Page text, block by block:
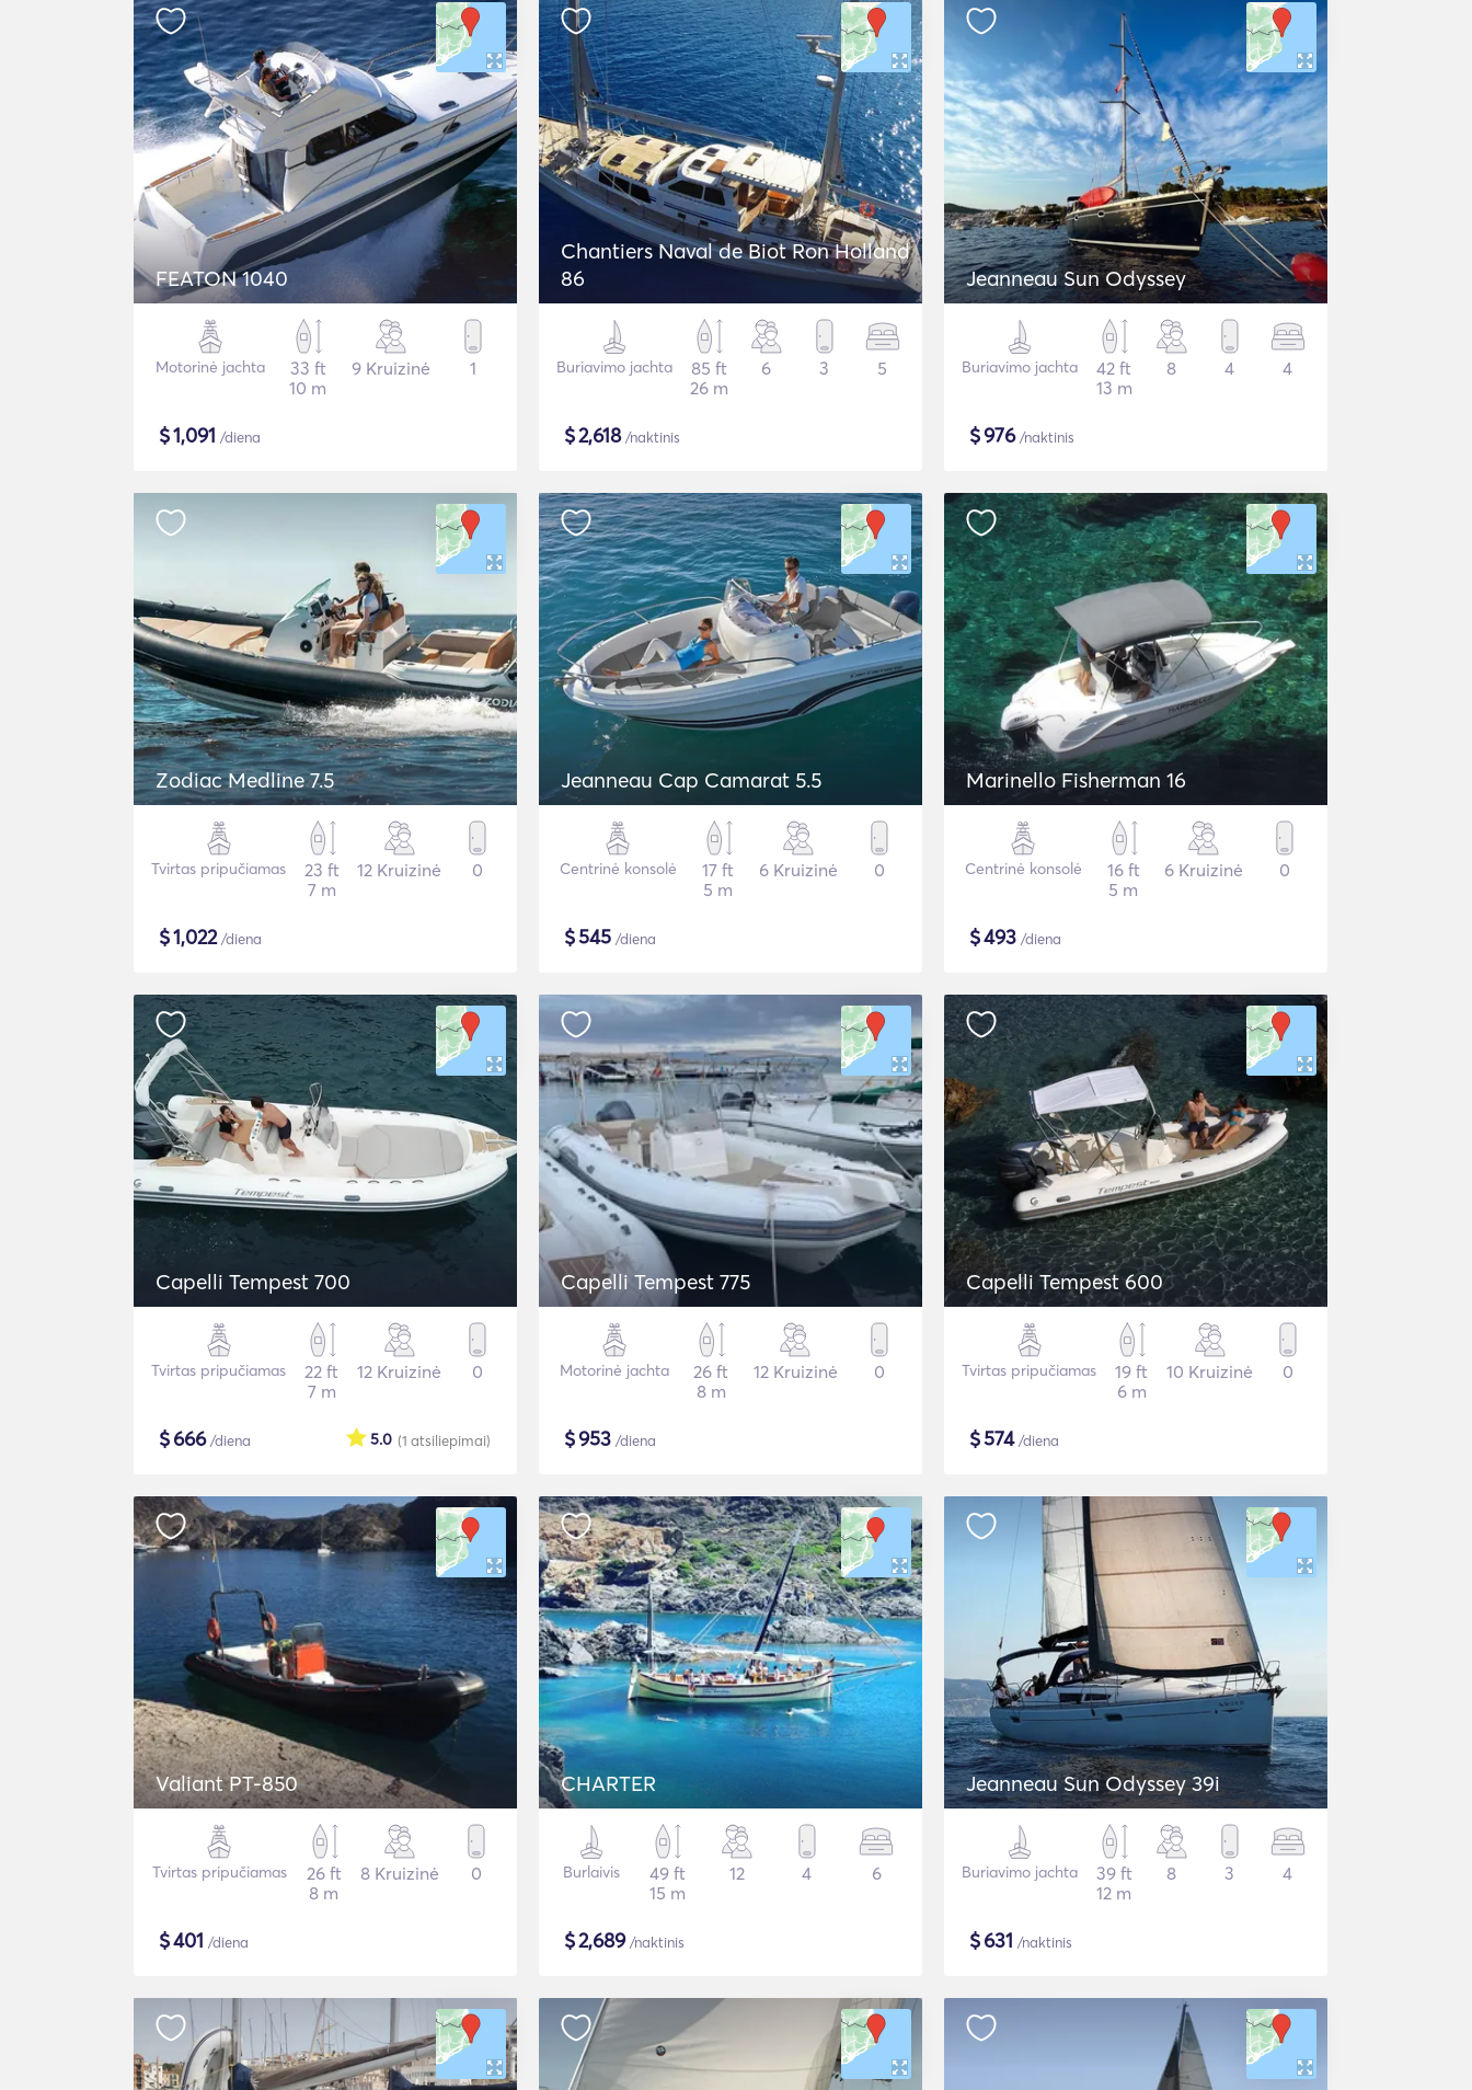
FEATON 1040
Motorinė jachta
33 ft
10 m
9 Kruizinė 1
$1,091 /diena
Chantiers Naval de Biot Ron Holland
86
Buriavimo jachta
85 ft
26 m
6 3 5
$2,618/naktinis
Jeanneau Sun Odyssey
Buriavimo jachta
42 ft
13 m
8 4 4
$976/naktinis
Zodiac Medline 7.5
Tvirtas pripučiamas
23 ft
7 m
12 Kruizinė 0
$1,022/diena
Jeanneau Cap Camarat 5.5
Centrinė konsolė
17 ft
5 m
6 Kruizinė 0
$545 /diena
Marinello Fisherman 16
Centrinė konsolė
16 ft
5 m
6 Kruizinė 0
$493 /diena
Capelli Tempest 700
Tvirtas pripučiamas
22 ft
7 m
12 Kruizinė 0
$666/diena (1 atsiliepimai)
5.0
Capelli Tempest 775
Motorinė jachta
26 ft
8 m
12 Kruizinė 0
$953 /diena
Capelli Tempest 600
Tvirtas pripučiamas
19 ft
6 m
10 Kruizinė 0
$574/diena
Valiant PT-850
Tvirtas pripučiamas
26 ft
8 m
8 Kruizinė 0
$401 /diena
CHARTER
Burlaivis
49 ft
15 m
12 4 6
$2,689/naktinis
Jeanneau Sun Odyssey 39i
Buriavimo jachta
39 ft
12 m
8 3 4
$631 /naktinis